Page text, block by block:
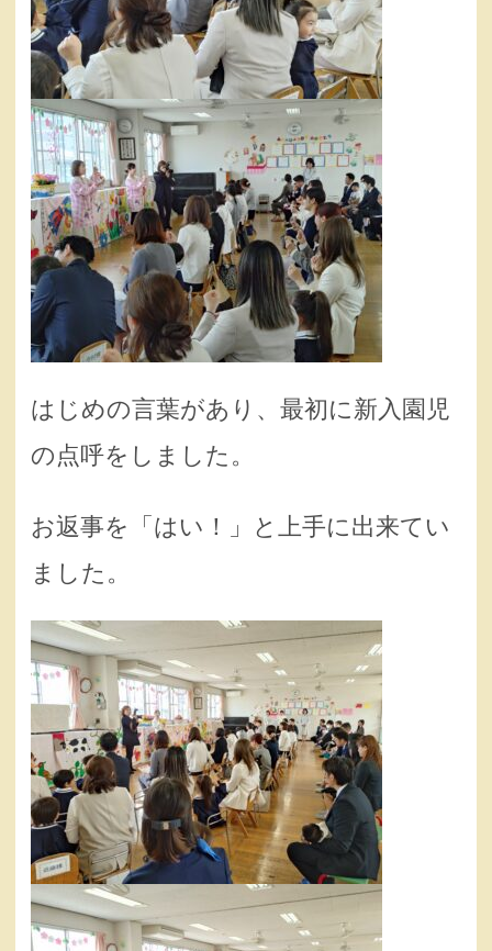
はじめの言葉があり、最初に新入園児
の点呼をしました。
お返事を「はい！」と上手に出来てい
ました。